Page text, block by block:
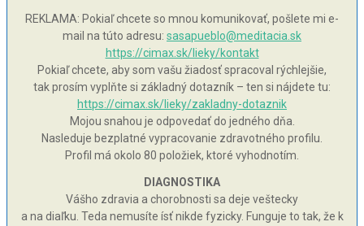
REKLAMA: Pokiaľ chcete so mnou komunikovať, pošlete mi e-
mail na túto adresu: sasapueblo@meditacia.sk
https://cimax.sk/lieky/kontakt
Pokiaľ chcete, aby som vašu žiadosť spracoval rýchlejšie,
tak prosím vyplňte si základný dotazník – ten si nájdete tu:
https://cimax.sk/lieky/zakladny-dotaznik
Mojou snahou je odpovedať do jedného dňa.
Nasleduje bezplatné vypracovanie zdravotného profilu.
Profil má okolo 80 položiek, ktoré vyhodnotím.
DIAGNOSTIKA
Vášho zdravia a chorobnosti sa deje veštecky
a na diaľku. Teda nemusíte ísť nikde fyzicky. Funguje to tak, že k